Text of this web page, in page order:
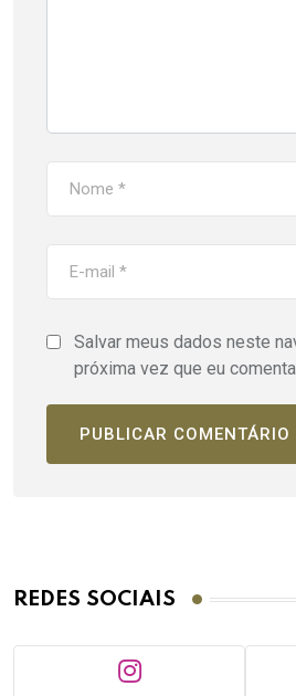
Salvar meus dados neste
próxima vez que eu
REDES SOCIAIS